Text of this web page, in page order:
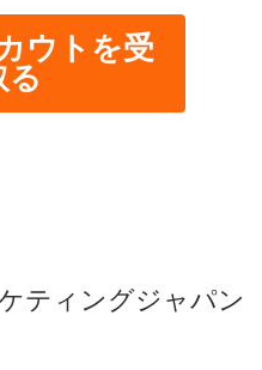
ウトを受
る
ティングジャパン